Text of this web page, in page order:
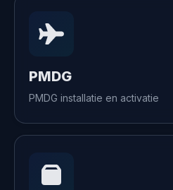
PMDG
PMDG installatie en activatie